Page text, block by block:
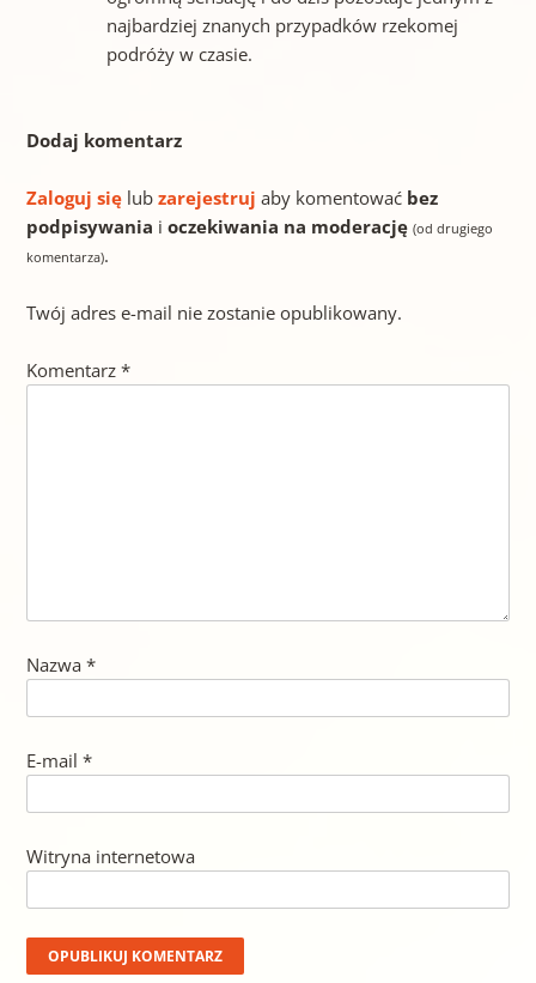
najbardziej znanych przypadków rzekomej
podróży w czasie.
Dodaj komentarz
Zaloguj sięlub zarejestruj aby komentować bez
podpisywania i oczekiwania na moderację (od drugiego
komentarza).
Twój adres e-mail nie zostanie opublikowany.
Komentarz *
Nazwa *
E-mail *
Witryna internetowa